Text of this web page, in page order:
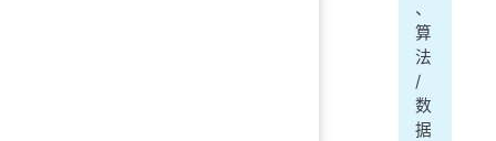
、
算
法
/
数
据